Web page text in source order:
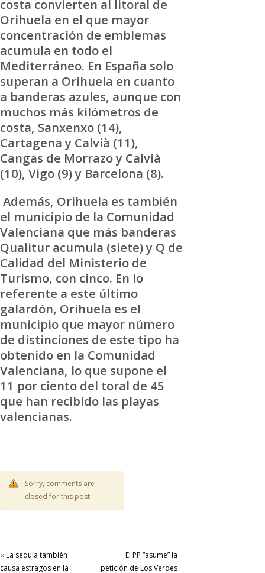
costa convierten al litoral de
Orihuela en el que mayor
concentración de emblemas
acumula en todo el
Mediterráneo. En España solo
superan a Orihuela en cuanto
a banderas azules, aunque con
muchos más kilómetros de
costa, Sanxenxo (14),
Cartagena y Calvià (11),
Cangas de Morrazo y Calvià
(10), Vigo (9) y Barcelona (8).
Además, Orihuela es también
el municipio de la Comunidad
Valenciana que más banderas
Qualitur acumula (siete) y Q de
Calidad del Ministerio de
Turismo, con cinco. En lo
referente a este último
galardón, Orihuela es el
municipio que mayor número
de distinciones de este tipo ha
obtenido en la Comunidad
Valenciana, lo que supone el
11 por ciento del toral de 45
que han recibido las playas
valencianas.
Sorry, comments are
closed for this post
« La sequía también
causa estragos en la
El PP “asume” la
petición de Los Verdes